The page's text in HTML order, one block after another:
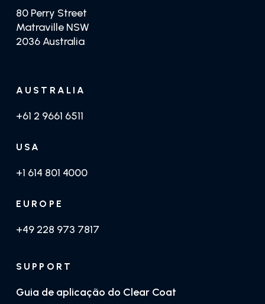
80 Perry Street
Matraville NSW
2036 Australia
AUSTRALIA
+61 2 9661 6511
USA
+1 614 801 4000
EUROPE
+49 228 973 7817
SUPPORT
Guia de aplicação do Clear Coat